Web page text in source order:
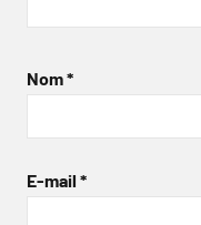
Nom*
E-mail *